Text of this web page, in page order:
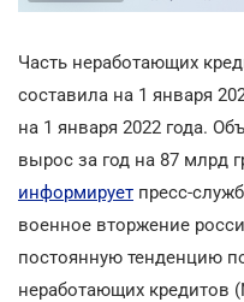
Часть неработающих
составила на 1 января
на 1 января 2022 года.
вырос за год на 87 млрд
информирует пресс-
военное вторжение
постоянную тенденцию
неработающих кредитов